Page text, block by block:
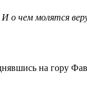
И о чем молятся
на гору